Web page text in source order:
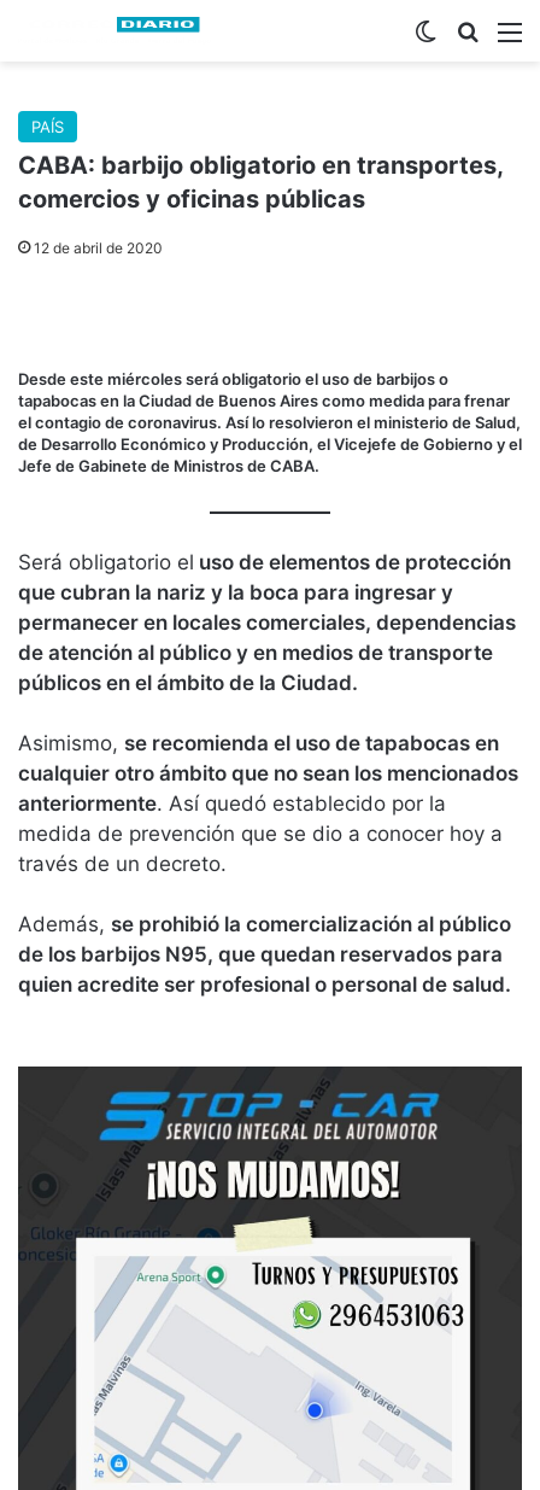
Buscar
Switch skin
PAÍS
CABA: barbijo obligatorio en transportes,
comercios y oficinas públicas
12 de abril de 2020
Desde este miércoles será obligatorio el uso de barbijos o
tapabocas en la Ciudad de Buenos Airescomo medida para frenar
el contagio de coronavirus. Así lo resolvieron el ministerio de Salud,
de Desarrollo Económico y Producción, el Vicejefe de Gobierno y el
Jefe de Gabinete de Ministros de CABA.
Será obligatorio el uso de elementos de protección
que cubran la nariz y la boca para ingresar y
permanecer en locales comerciales, dependencias
de atención al público y en medios de transporte
públicos en el ámbito de la Ciudad.
Asimismo, se recomienda el uso de tapabocas en
cualquier otro ámbito que no sean los mencionados
anteriormente. Así quedó establecido por la
medida de prevención que se dio a conocer hoy a
través de un decreto.
Además, se prohibió la comercialización al público
de los barbijos N95, que quedan reservados para
quien acredite ser profesional o personal de salud.